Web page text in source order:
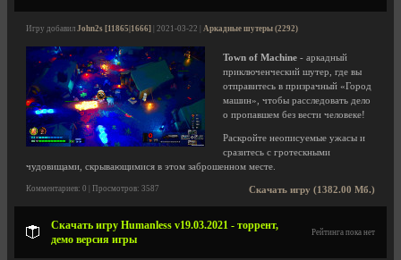
Игру добавил John2s [11865|1666] | 2021-03-22 | Аркадные шутеры (2292)
Town of Machine - аркадный
приключенческий шутер, где вы
отправитесь в призрачный «Город
машин», чтобы расследовать дело
о пропавшем без вести человеке!
Раскройте неописуемые ужасы и
сразитесь с гротескными
чудовищами, скрывающимися в этом заброшенном месте.
Скачать игру (1382.00 Мб.)
Комментариев: 0 | Просмотров: 3587
Скачать игру Humanless v19.03.2021 - торрент,
демо версия игры
Рейтинга пока нет